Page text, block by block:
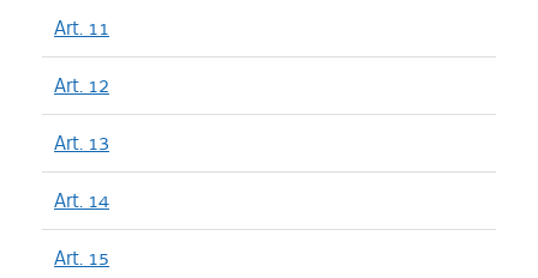
Art. 11
Art. 12
Art. 13
Art. 14
Art. 15